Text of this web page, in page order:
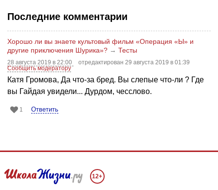
Последние комментарии
Хорошо ли вы знаете культовый фильм «Операция «Ы» и
другие приключения Шурика»? → Тесты
28 августа 2019 в 22:00
отредактирован 29 августа 2019 в 01:39
Сообщить модератору
Катя Громова, Да что-за бред. Вы слепые что-ли ? Где
вы Гайдая увидели... Дурдом, чесслово.
1 Ответить
12+